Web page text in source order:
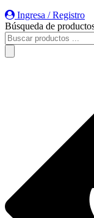
Ingresa / Registro
Búsqueda de